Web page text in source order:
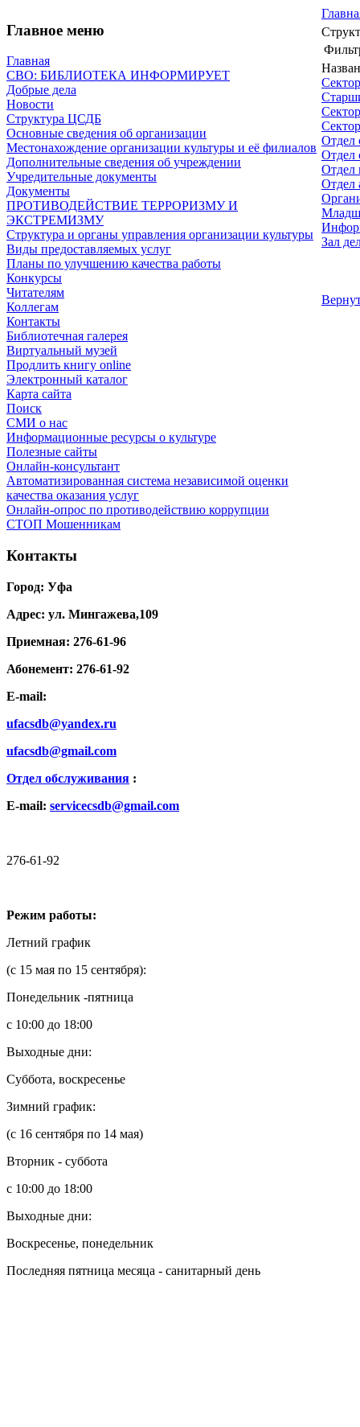
Главное меню
Главная
СВО: БИБЛИОТЕКА ИНФОРМИРУЕТ
Добрые дела
Новости
Структура ЦСДБ
Основные сведения об организации
Местонахождение организации культуры и её филиалов
Дополнительные сведения об учреждении
Учредительные документы
Документы
ПРОТИВОДЕЙСТВИЕ ТЕРРОРИЗМУ И
ЭКСТРЕМИЗМУ
Структура и органы управления организации культуры
Виды предоставляемых услуг
Планы по улучшению качества работы
Конкурсы
Читателям
Коллегам
Контакты
Библиотечная галерея
Виртуальный музей
Продлить книгу online
Электронный каталог
Карта сайта
Поиск
СМИ о нас
Информационные ресурсы о культуре
Полезные сайты
Онлайн-консультант
Автоматизированная система независимой оценки
качества оказания услуг
Онлайн-опрос по противодействию коррупции
СТОП Мошенникам
Контакты
Город: Уфа
Адрес: ул. Мингажева,109
Приемная: 276-61-96
Абонемент: 276-61-92
E-mail:
ufacsdb@yandex.ru
ufacsdb@gmail.com
Отдел обслуживания :
E-mail: servicecsdb@gmail.com
276-61-92
Режим работы:
Летний график
(с 15 мая по 15 сентября):
Понедельник -пятница
с 10:00 до 18:00
Выходные дни:
Суббота, воскресенье
Зимний график:
(с 16 сентября по 14 мая)
Вторник - суббота
с 10:00 до 18:00
Выходные дни:
Воскресенье, понедельник
Последняя пятница месяца - санитарный день
Отдел
Отдел
Отдел
Отдел
Зал